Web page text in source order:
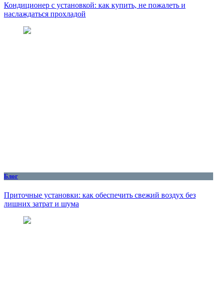
Кондиционер с установкой: как купить, не пожалеть и
наслаждаться прохладой
Блог
Приточные установки: как обеспечить свежий воздух без
лишних затрат и шума